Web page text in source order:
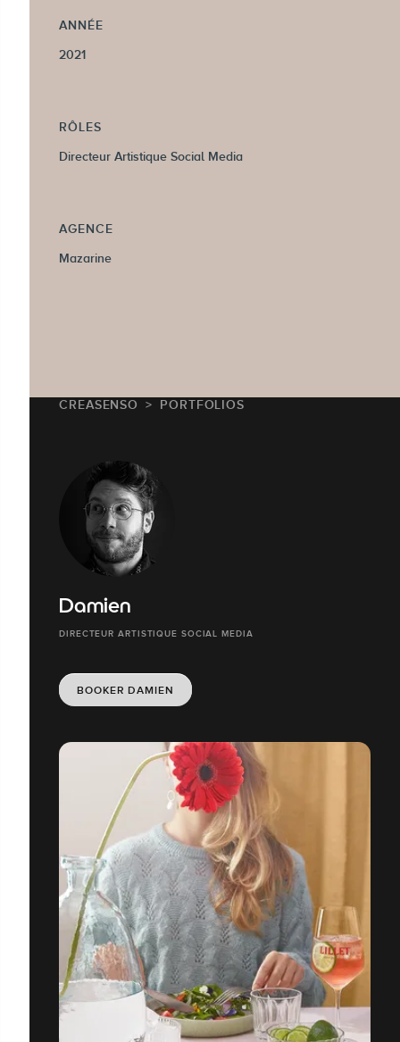
ANNÉE
2021
RÔLES
Directeur Artistique Social Media
AGENCE
Mazarine
CREASENSO PORTFOLIOS
Damien
DIRECTEUR ARTISTIQUE SOCIAL MEDIA
BOOKER DAMIEN